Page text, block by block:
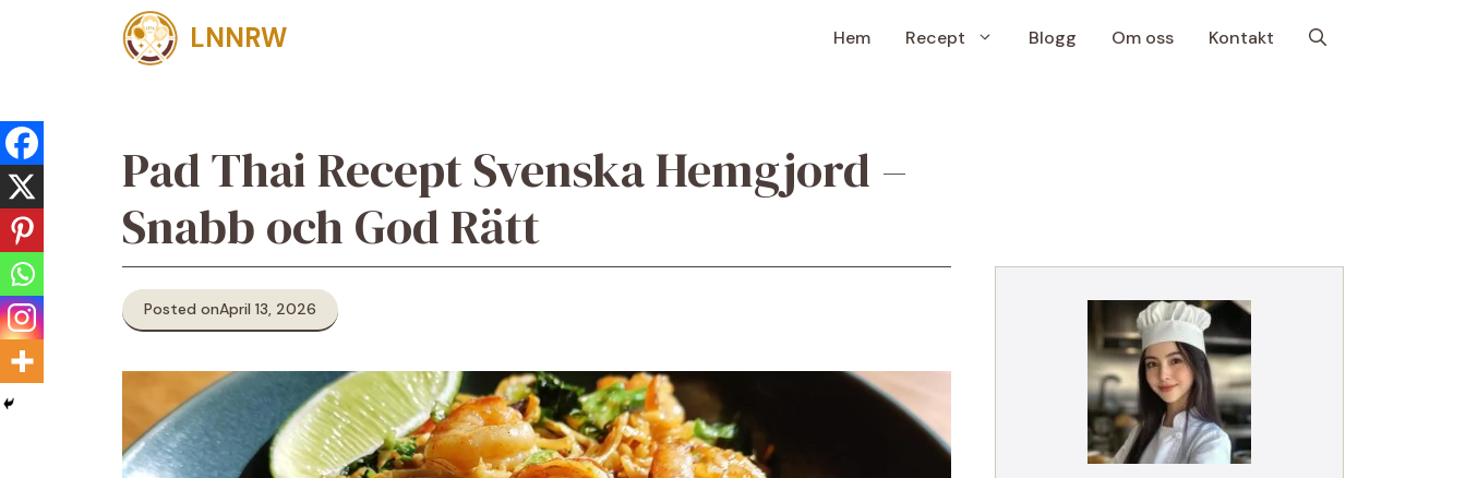
LNNRW Hem Recept Blogg Om oss Kontakt
Pad Thai Recept Svenska Hemgjord –
Snabb och God Rätt
Posted onApril 13, 2026